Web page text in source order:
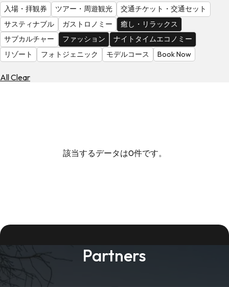
入場・拝観券 ツアー・周遊観光
交通チケット・交通セット
サスティナブル
ガストロノミー
癒し・リラックス
サブカルチャー
ファッション
ナイトタイムエコノミー
リゾート
フォトジェニック モデルコース Book Now
All Clear
該当するデータは0件です。
Partners